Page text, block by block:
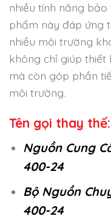
nhiều tính năng
phẩm này đáp ứng
nhiều môi trường
không chỉ giúp
mà còn góp phần
môi trường.
Tên gọi thay thế:
Nguồn Cung
400-24
Bộ Nguồn
400-24